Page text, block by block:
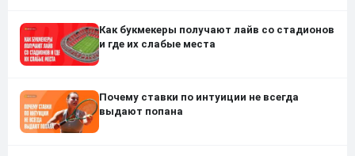
Как букмекеры получают лайв со стадионов
и где их слабые места
Почему ставки по интуиции не всегда
выдают попана